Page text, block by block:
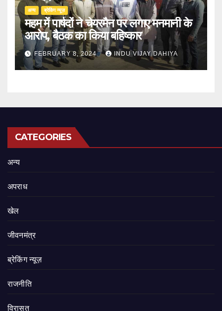
अन्य ब्रेकिंग न्यूज़
महम में पार्षदों ने चेयरमैन पर लगाए मनमानी के
आरोप, बैठक का किया बहिष्कार
FEBRUARY 8, 2024 INDU VIJAY DAHIYA
CATEGORIES
अन्य
अपराध
खेल
जीवनमंत्र
ब्रेकिंग न्यूज़
राजनीति
‍‍विरासत